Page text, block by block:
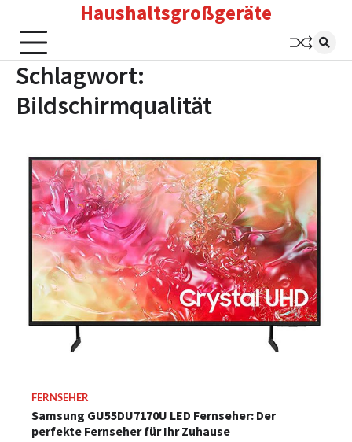
content
Haushaltsgroßgeräte
Schlagwort:
Bildschirmqualität
FERNSEHER
Samsung GU55DU7170U LED Fernseher: Der
perfekte Fernseher für Ihr Zuhause